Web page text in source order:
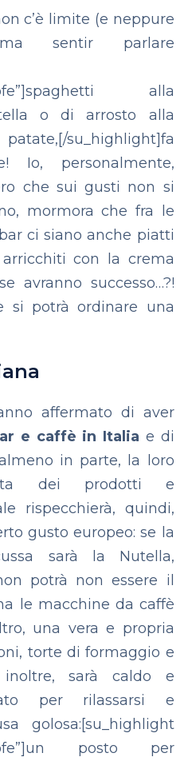
c’è limite (e neppure
sentir parlare
alla
o di arrosto alla
su_highlight]fa
Io, personalmente,
che sui gusti non si
mormora che fra le
ci siano anche piatti
con la crema
avranno successo…?!
si potrà ordinare una
affermato di aver
e caffè in Italia e di
in parte, la loro
dei prodotti e
rispecchierà, quindi,
gusto europeo: se la
sarà la Nutella,
potrà non essere il
le macchine da caffè
una vera e propria
torte di formaggio e
sarà caldo e
per rilassarsi e
golosa:[su_highlight
posto per